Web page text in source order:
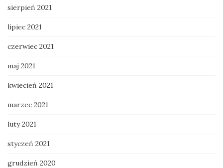
sierpień 2021
lipiec 2021
czerwiec 2021
maj 2021
kwiecień 2021
marzec 2021
luty 2021
styczeń 2021
grudzień 2020